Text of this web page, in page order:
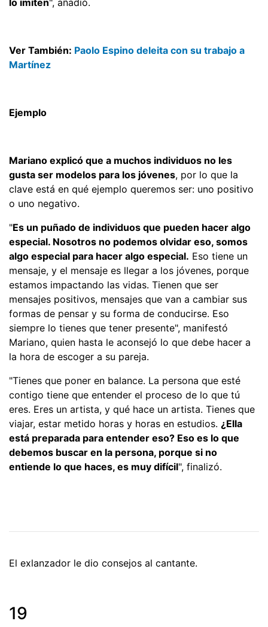
lo imiten", añadió.
Ver También: Paolo Espino deleita con su trabajo a
Martínez
Ejemplo
Mariano explicó que a muchos individuos no les
gusta ser modelos para los jóvenes, por lo que la
clave está en qué ejemplo queremos ser: uno positivo
o uno negativo.
"Es un puñado de individuos que pueden hacer algo
especial. Nosotros no podemos olvidar eso, somos
algo especial para hacer algo especial. Eso tiene un
mensaje, y el mensaje es llegar a los jóvenes, porque
estamos impactando las vidas. Tienen que ser
mensajes positivos, mensajes que van a cambiar sus
formas de pensar y su forma de conducirse. Eso
siempre lo tienes que tener presente", manifestó
Mariano, quien hasta le aconsejó lo que debe hacer a
la hora de escoger a su pareja.
"Tienes que poner en balance. La persona que esté
contigo tiene que entender el proceso de lo que tú
eres. Eres un artista, y qué hace un artista. Tienes que
viajar, estar metido horas y horas en estudios. ¿Ella
está preparada para entender eso? Eso es lo que
debemos buscar en la persona, porque si no
entiende lo que haces, es muy difícil", finalizó.
El exlanzador le dio consejos al cantante.
19